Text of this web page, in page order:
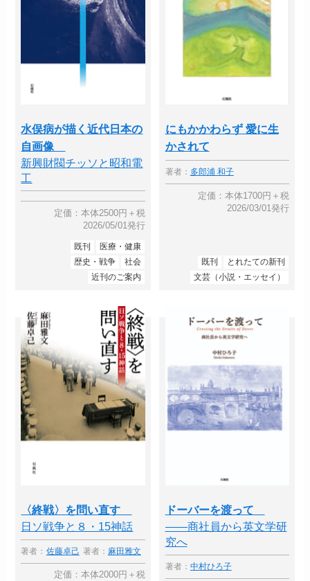
水俣病が描く近代日本の
自画像
新興財閥チッソと昭和電
工
定価：本体2500円＋税
2026/05/01発行
既刊
医療・健康
歴史・戦争
社会
近刊のご案内
にもかかわらず 愛に生
かされて
著者： 多郎浦 和子
定価：本体1700円＋税
2026/03/01発行
既刊
とれたての新刊
文芸（小説・エッセイ）
〈終戦〉を問い直す
日ソ戦争と８・15神話
著者： 佐藤卓己 著者： 麻田雅文
定価：本体2000円＋税
ドーバーを渡って
――商社員から英文学研
究へ
著者： 中村ひろ子